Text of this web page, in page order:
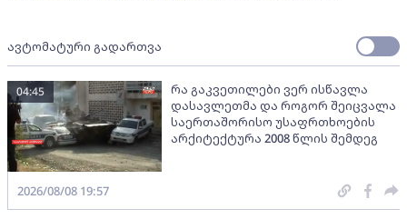
ავტომატური გადართვა
რა გაკვეთილები ვერ ისწავლა
დასავლეთმა და როგორ შეიცვალა
საერთაშორისო უსაფრთხოების
არქიტექტურა 2008 წლის შემდეგ
04:45
2026/08/08 19:57